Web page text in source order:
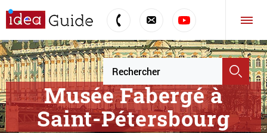
Musée Fabergé à
Saint-Pétersbourg